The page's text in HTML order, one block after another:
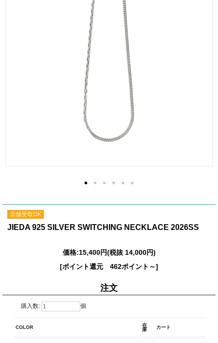
店舗受取OK
JIEDA 925 SILVER SWITCHING NECKLACE 2026SS
価格:15,400円(税抜 14,000円)
[ポイント還元 462ポイント～]
注文
購入数: 個
COLOR
在
庫
カート